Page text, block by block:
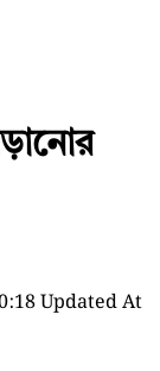
Updated At